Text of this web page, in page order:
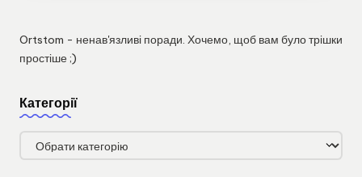
Ortstom - ненав'язливі поради. Хочемо, щоб вам було трішки
простіше ;)
Категорії
Категорії